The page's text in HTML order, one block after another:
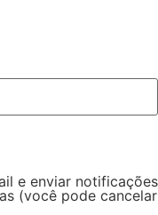
e enviar notificações
(você pode cancelar